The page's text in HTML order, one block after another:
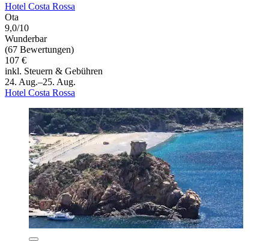
Hotel Costa Rossa
Ota
9,0/10
Wunderbar
(67 Bewertungen)
107 €
inkl. Steuern & Gebühren
24. Aug.–25. Aug.
Hotel Costa Rossa